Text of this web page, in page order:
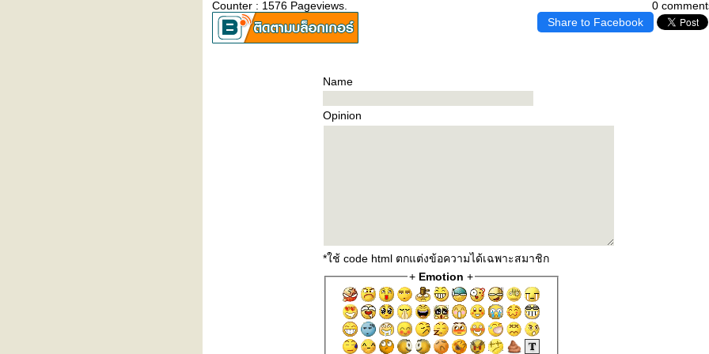
0
Counter : 1576 Pageviews.
Share to Facebook
Name
Opinion
*ใช้ code html ตกแต่งข้อความได้เฉพาะสมาชิก
+ Emotion +